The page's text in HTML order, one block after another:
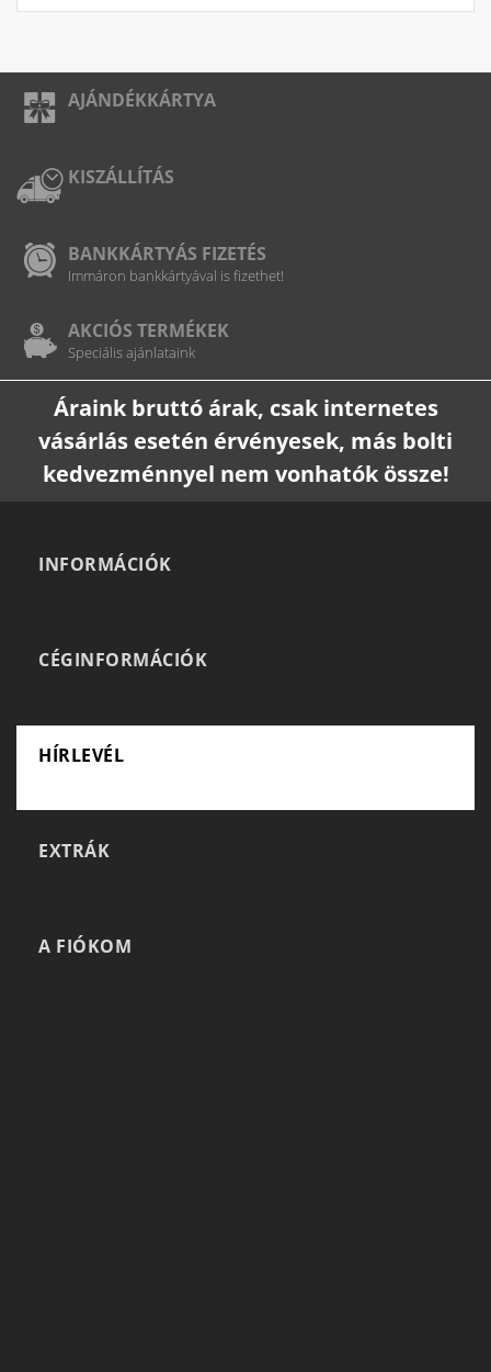
AJÁNDÉKKÁRTYA
KISZÁLLÍTÁS
BANKKÁRTYÁS FIZETÉS
Immáron bankkártyával is fizethet!
AKCIÓS TERMÉKEK
Speciális ajánlataink
Áraink bruttó árak, csak internetes
vásárlás esetén érvényesek, más bolti
kedvezménnyel nem vonhatók össze!
INFORMÁCIÓK
CÉGINFORMÁCIÓK
HÍRLEVÉL
EXTRÁK
A FIÓKOM